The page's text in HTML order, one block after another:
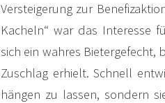
Versteigerung zur
Kacheln“ war das Interesse
sich ein wahres Bietergefecht,
Zuschlag erhielt. Schnell
hängen zu lassen, sondern